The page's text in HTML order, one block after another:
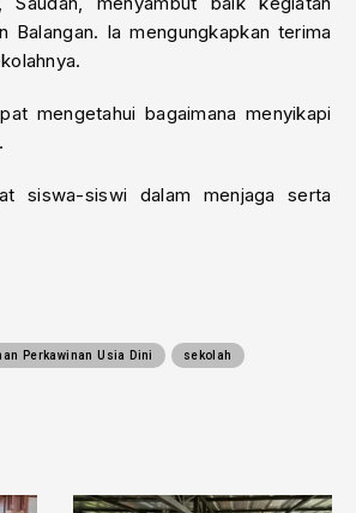
Balangan. Ia mengungkapkan terima
mengetahui bagaimana menyikapi
siswa-siswi dalam menjaga serta
Perkawinan Usia Dini sekolah